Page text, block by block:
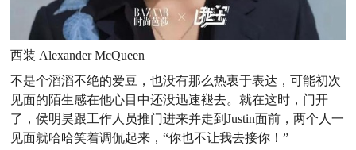
西装 Alexander McQueen
不是个滔滔不绝的爱豆，也没有那么热衷于表达，可能初次
见面的陌生感在他心目中还没迅速褪去。就在这时，门开
了，侯明昊跟工作人员推门进来并走到Justin面前，两个人一
见面就哈哈笑着调侃起来，“你也不让我去接你！”